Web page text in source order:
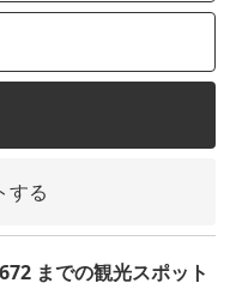
する
までの観光スポット